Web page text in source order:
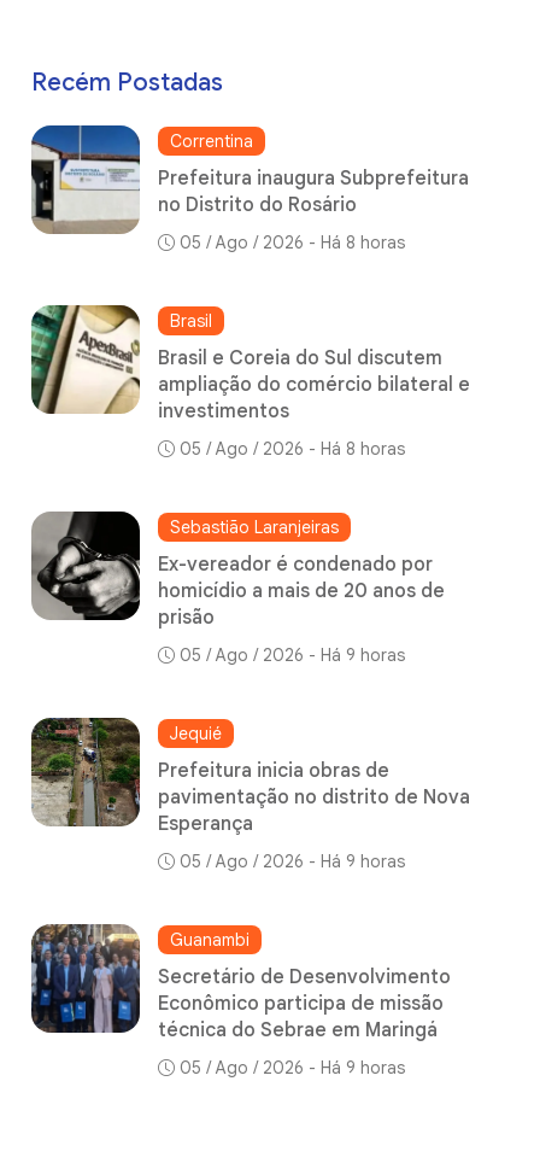
Recém Postadas
Correntina
Prefeitura inaugura Subprefeitura
no Distrito do Rosário
05 / Ago / 2026 - Há 8 horas
Brasil
Brasil e Coreia do Sul discutem
ampliação do comércio bilateral e
investimentos
05 / Ago / 2026 - Há 8 horas
Sebastião Laranjeiras
Ex-vereador é condenado por
homicídio a mais de 20 anos de
prisão
05 / Ago / 2026 - Há 9 horas
Jequié
Prefeitura inicia obras de
pavimentação no distrito de Nova
Esperança
05 / Ago / 2026 - Há 9 horas
Guanambi
Secretário de Desenvolvimento
Econômico participa de missão
técnica do Sebrae em Maringá
05 / Ago / 2026 - Há 9 horas